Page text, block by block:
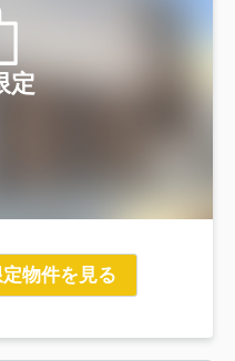
定
物件を見る